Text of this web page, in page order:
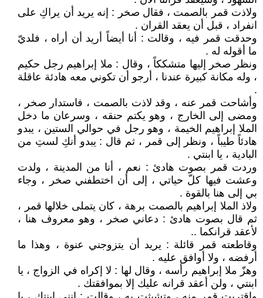
ولاذت قمر بالصمت ، فقال صخر : إنه يريد أن يراكِ على
انفراد ، قبل أن يعقد القران .
وحدقت قمر فيه ، وقالت : أنا أيضاً أريد أن أراه ، فلديّ
ما أقوله له .
ونظر صخر إليها متشككاً ، وقال : ملا إبراهيم رجل حكيم
، وله مكانة كبيرة عندنا ، أرجو أن تكوني معه هادئة عاقلة
.
وأشاحت قمر عنه ، وقد لاذت بالصمت ، فاستدار صخر ،
ومضى إلى الخارج ، وهو يكتم حنقه ، وسرعان ما دخل
الملا إبراهيم الخيمة ، وهو رجل في حوالي الستين ، يبدو
هادئاً طيباً ، ونظر إلى قمر ، ثم قال : يبدو أنكِ لستِ من
البادية ، يا ابنتي .
وردت قمر بصوت هادئ : نعم ، أنا من المدينة ، ولدت
وعشت فيها كلّ حياتي ، إلى أن اختطفني صخر ، وجاء
بي إلى هنا بالقوة .
ولاذ الملا إبراهيم بالصمت برهة ، كان يتملى خلالها قمر ،
ثم قال بصوت هادئ : دعاني صخر ، وهو معروف هنا ،
لأعقد قرانكما ..
وقاطعته قمر قائلة : يريد أن يتزوجني عنوة ، وهذا ما
أرفضه ، ولا أوافق عليه .
وهزّ ملا إبراهيم رأسه ، وقال لها : لا إكراه في الزواج ، يا
ابنتي ، ولن أعقد قرانه عليك إلا بموافقتك .